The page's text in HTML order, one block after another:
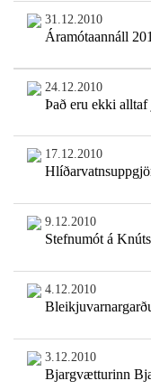
31.12.2010
Áramótaannáll
24.12.2010
Það eru ekki
17.12.2010
9.12.2010
Stefnumót á
4.12.2010
3.12.2010
Bjargvætturinn